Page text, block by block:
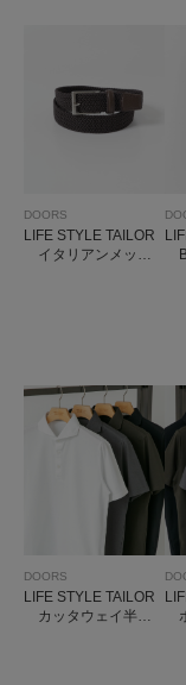
DOORS
LIFE STYLE TAILOR
イタリアンメッシ
DOORS
LIFE STYLE TAILOR
カッタウェイ半袖